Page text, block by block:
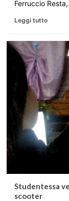
Ferruccio
Leggi tutto
Studentessa
scooter